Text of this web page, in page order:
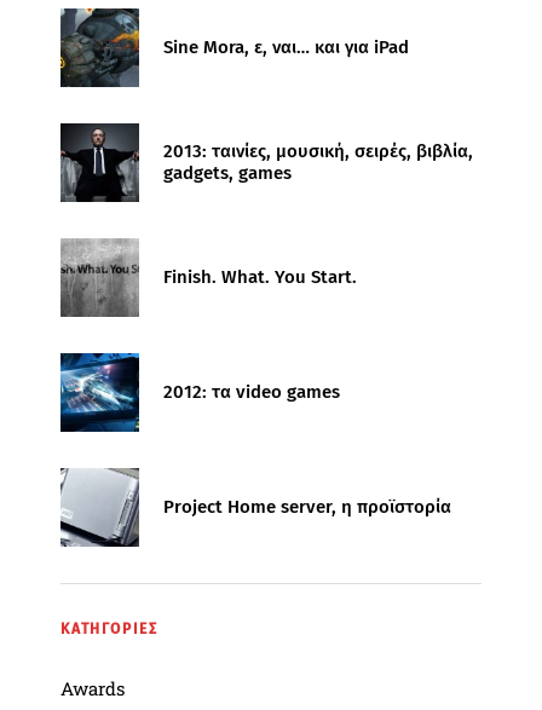
Sine Mora, ε, ναι… και για iPad
2013: ταινίες, μουσική, σειρές, βιβλία,
gadgets, games
Finish. What. You Start.
2012: τα video games
Project Home server, η προϊστορία
ΚΑΤΗΓΟΡΙΕΣ
Awards